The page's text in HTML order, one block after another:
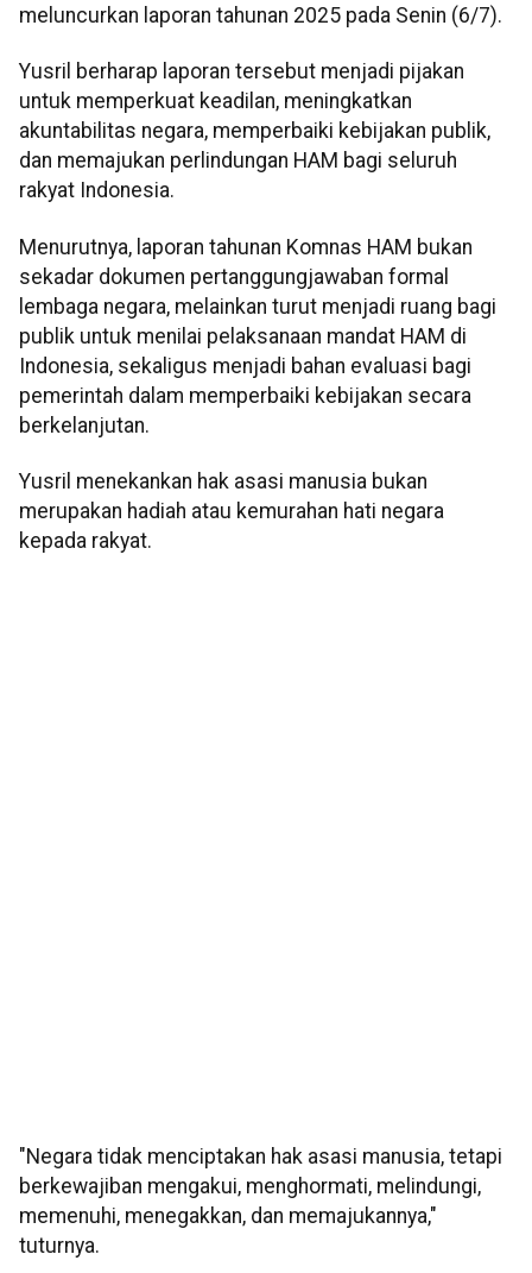
meluncurkan laporan tahunan 2025 pada Senin (6/7).
Yusril berharap laporan tersebut menjadi pijakan
untuk memperkuat keadilan, meningkatkan
akuntabilitas negara, memperbaiki kebijakan publik,
dan memajukan perlindungan HAM bagi seluruh
rakyat Indonesia.
Menurutnya, laporan tahunan Komnas HAM bukan
sekadar dokumen pertanggungjawaban formal
lembaga negara, melainkan turut menjadi ruang bagi
publik untuk menilai pelaksanaan mandat HAM di
Indonesia, sekaligus menjadi bahan evaluasi bagi
pemerintah dalam memperbaiki kebijakan secara
berkelanjutan.
Yusril menekankan hak asasi manusia bukan
merupakan hadiah atau kemurahan hati negara
kepada rakyat.
"Negara tidak menciptakan hak asasi manusia, tetapi
berkewajiban mengakui, menghormati, melindungi,
memenuhi, menegakkan, dan memajukannya,"
tuturnya.